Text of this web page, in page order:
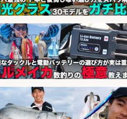
sponsored by 求人ボックス
日払いOKで即日収入/キッチンスタ
ッフ/「神戸市灘区」バイク通勤OK/
王子公園駅徒歩4分のスーパーでお
魚の加工やお刺身の盛り付け/日払
いOK/未経験歓迎のシフト制日勤・
自転車
会社名
パーソルファクトリーパートナ
ーズ株式会社